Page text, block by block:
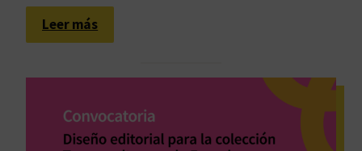
s
t
Leer más:
M
s
l
l